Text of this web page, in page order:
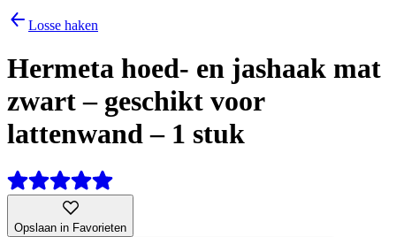
Losse haken
Hermeta hoed- en jashaak mat
zwart – geschikt voor
lattenwand – 1 stuk
Opslaan in Favorieten